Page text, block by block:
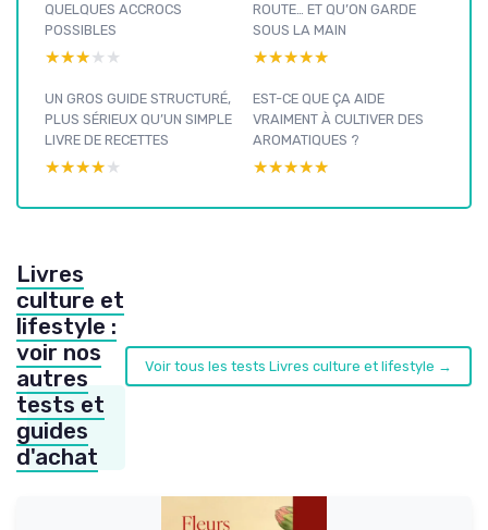
QUELQUES ACCROCS
POSSIBLES
★★★★★
★★★★★
ROUTE… ET QU’ON GARDE
SOUS LA MAIN
★★★★★
★★★★★
UN GROS GUIDE STRUCTURÉ,
PLUS SÉRIEUX QU’UN SIMPLE
LIVRE DE RECETTES
★★★★★
★★★★★
EST-CE QUE ÇA AIDE
VRAIMENT À CULTIVER DES
AROMATIQUES ?
★★★★★
★★★★★
Livres
culture et
lifestyle :
voir nos
autres
tests et
guides
d'achat
Voir tous les tests Livres culture et lifestyle →